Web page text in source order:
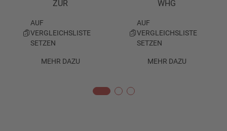
ZUR
AUF
VERGLEICHSLISTE
SETZEN
MEHR DAZU
WHG
AUF
VERGLEICHSLISTE
SETZEN
MEHR DAZU